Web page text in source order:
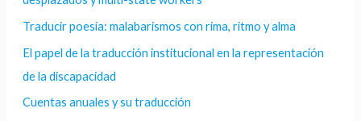
Traducir poesía: malabarismos con rima, ritmo y alma
El papel de la traducción institucional en la representación
de la discapacidad
Cuentas anuales y su traducción